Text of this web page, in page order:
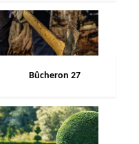
Bûcheron 27